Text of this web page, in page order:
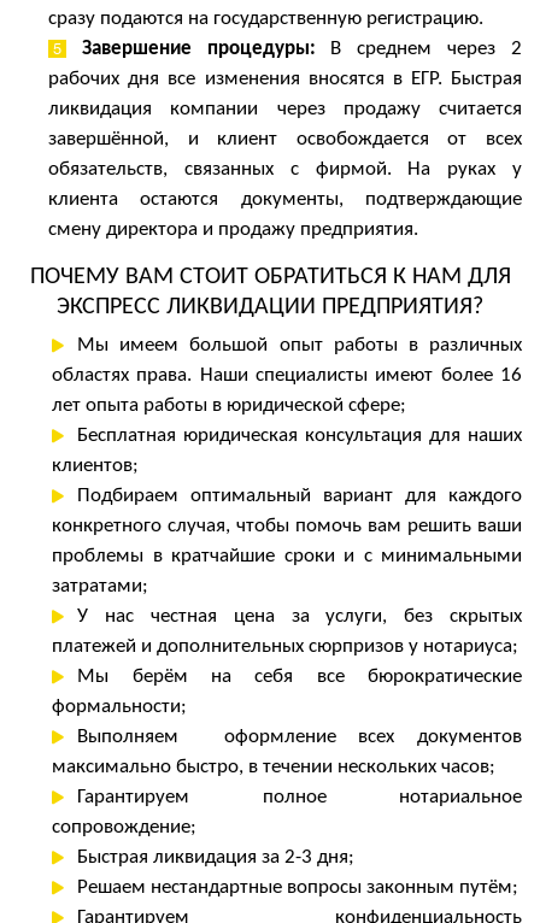
сразу подаются на государственную регистрацию.
Завершение процедуры:
В среднем через 2
рабочих дня все изменения вносятся в ЕГР. Быстрая
ликвидация компании через продажу считается
завершённой, и клиент освобождается от всех
обязательств, связанных с фирмой. На руках
у
клиента
остаются документы, подтверждающие
смену директора и продажу предприятия.
ПОЧЕМУ ВАМ СТОИТ ОБРАТИТЬСЯ К НАМ ДЛЯ
ЭКСПРЕСС ЛИКВИДАЦИИ ПРЕДПРИЯТИЯ ?
Мы имеем большой опыт работы в различных
областях права. Наши специалисты имеют более 16
лет опыта работы в юридической сфере;
Бесплатная юридическая консультация для наших
клиентов;
Подбираем оптимальный вариант для каждого
конкретного случая, чтобы помочь вам решить ваши
проблемы в кратчайшие сроки и с минимальными
затратами;
У нас честная цена за услуги, без скрытых
платежей и дополнительных сюрпризов у нотариуса;
Мы берём
на себя все бюрократические
формальности;
Выполняем оформление всех документов
максимально быстро, в течении нескольких часов;
Гарантируем полное нотариальное
сопровождение;
Быстрая ликвидация за 2-3 дня;
Решаем нестандартные вопросы законным путём;
Гарантируем конфиденциальность